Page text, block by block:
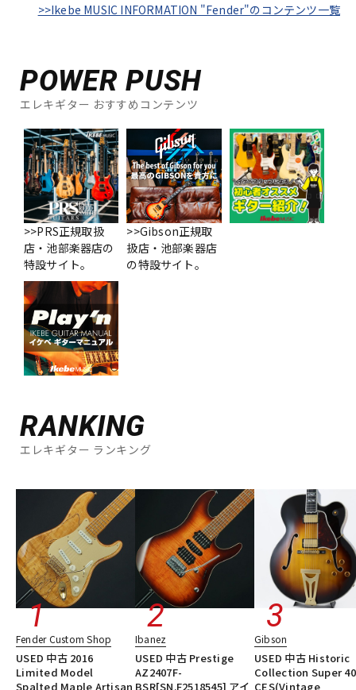
>>Ikebe MUSIC INFORMATION "Fender"のコンテンツ一覧
POWER PUSH
エレキギター おすすめコンテンツ
>>PRS正規取扱
店・池部楽器店の
特設サイト。
>>Gibson正規取
扱店・池部楽器店
の特設サイト。
RANKING
エレキギター ランキング
Fender Custom Shop
USED 中古 2016
Limited Model
Spalted Maple Artisan
Ibanez
USED 中古 Prestige
AZ2407F-
BSR[SN.F2518545] アイ
Gibson
USED 中古 Historic
Collection Super
CES(Vintage